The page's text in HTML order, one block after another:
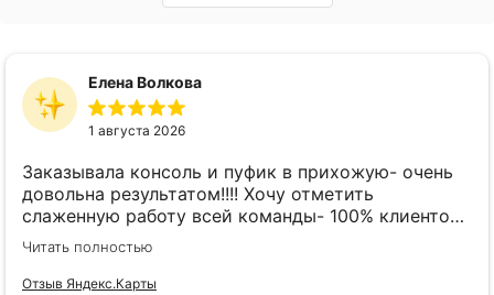
Елена Волкова
1 августа 2026
Заказывала консоль и пуфик в прихожую- очень
довольна результатом!!!! Хочу отметить
слаженную работу всей команды- 100% клиенто
ориентированная команда!!!! При заказе
внимательно слушают заказчика , что очень
облегчает подбор материала и цвета. Четкая
Читать полностью
Отзыв Яндекс.Карты